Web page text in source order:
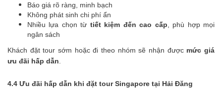
Báo giá rõ ràng, minh bạch
Không phát sinh chi phí ẩn
Nhiều lựa chọn từ tiết kiệm đến cao cấp , phù hợp mọi
ngân sách
Khách đặt tour sớm hoặc đi theo nhóm sẽ nhận được mức giá
ưu đãi hấp dẫn
4.4 Ưu đãi hấp dẫn khi đặt tour Singapore tại Hải Đăng